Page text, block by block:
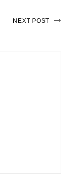
NEXT POST